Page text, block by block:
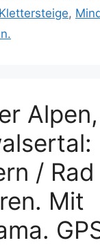
Klettersteige,
Alpen,
/
Mit